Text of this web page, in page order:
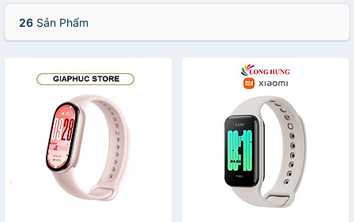
26 Sản Phẩm